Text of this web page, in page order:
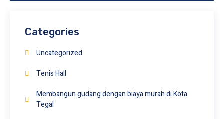
Categories
Uncategorized
Tenis Hall
Membangun gudang dengan biaya murah di Kota
Tegal